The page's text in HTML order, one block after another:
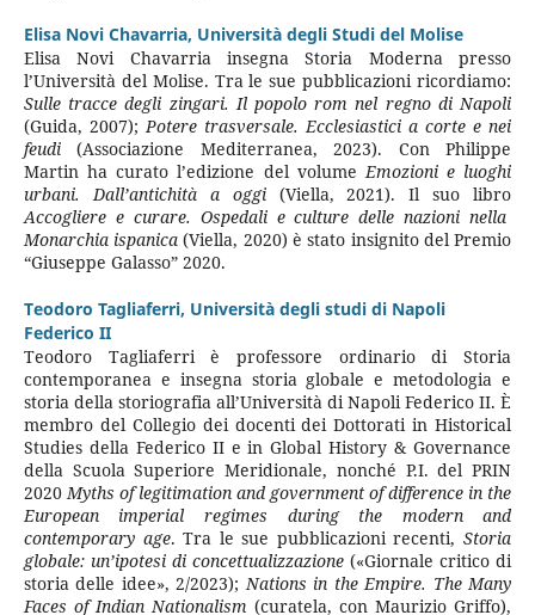
Elisa Novi Chavarria, Università degli Studi del Molise
Elisa Novi Chavarria insegna Storia Moderna presso
l’Università del Molise. Tra le sue pubblicazioni ricordiamo:
Sulle tracce degli zingari. Il popolo rom nel regno di Napoli
(Guida, 2007); Potere trasversale. Ecclesiastici a corte e nei
feudi(Associazione Mediterranea, 2023). Con Philippe
Martin ha curato l’edizione del volume Emozioni e luoghi
urbani. Dall’antichità a oggi (Viella, 2021). Il suo libro
Accogliere e curare. Ospedali e culture delle nazioni nella
Monarchia ispanica(Viella, 2020) è stato insignito del Premio
“Giuseppe Galasso” 2020.
Teodoro Tagliaferri, Università degli studi di Napoli
Federico II
Teodoro Tagliaferri è professore ordinario di Storia
contemporanea e insegna storia globale e metodologia e
storia della storiografia all’Università di Napoli Federico II. È
membro del Collegio dei docenti dei Dottorati in Historical
Studies della Federico II e in Global History & Governance
della Scuola Superiore Meridionale, nonché P.I. del PRIN
2020Myths of legitimation and government of difference in the
European imperial regimes during the modern and
contemporary age. Tra le sue pubblicazioni recenti,Storia
globale: un’ipotesi di concettualizzazione(«Giornale critico di
storia delle idee», 2/2023);Nations in the Empire. The Many
Faces of Indian Nationalism(curatela, con Maurizio Griffo),